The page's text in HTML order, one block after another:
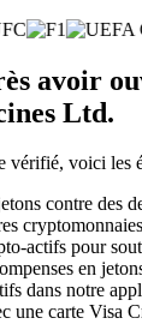
avoir
Ltd.
vérifié, voici les
contre des
actifs pour
en
dans notre
une carte Visa